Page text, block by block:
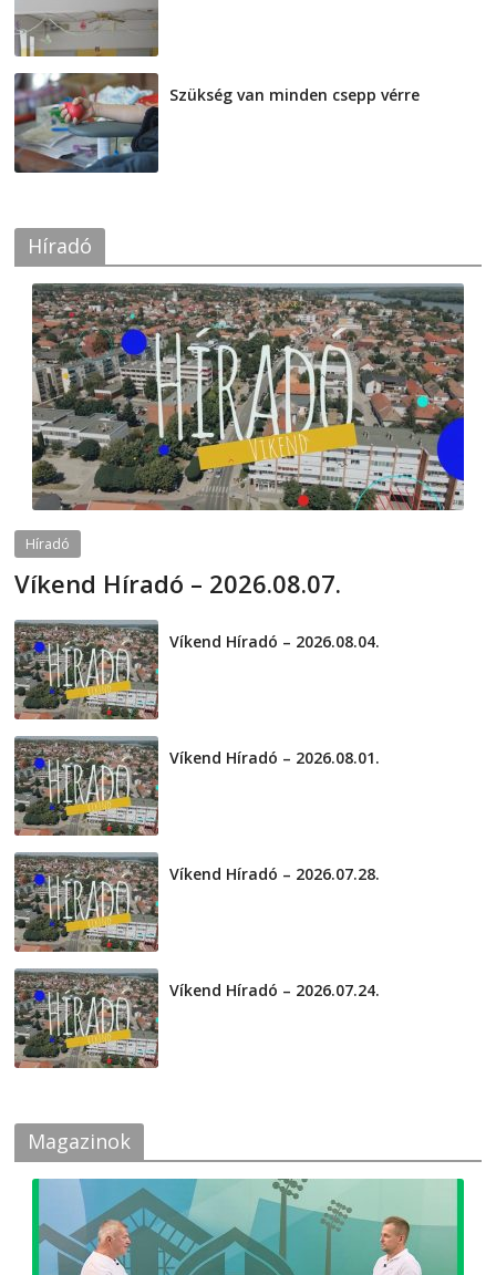
Szükség van minden csepp vérre
Híradó
Híradó
Víkend Híradó – 2026.08.07.
Víkend Híradó – 2026.08.04.
Víkend Híradó – 2026.08.01.
Víkend Híradó – 2026.07.28.
Víkend Híradó – 2026.07.24.
Magazinok